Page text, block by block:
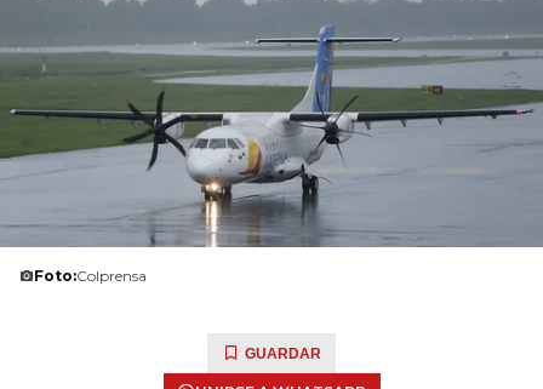
Foto:Colprensa
GUARDAR